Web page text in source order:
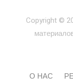
Copyright ©
О НАС